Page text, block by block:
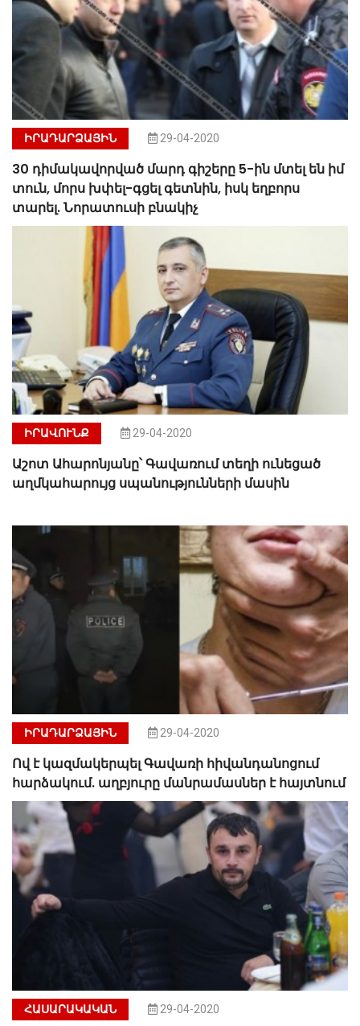
ԻՐԱԴԱՐՁԱՅԻՆ 29-04-2020
30 դիմակավորված մարդ գիշերը 5-ին մտել են իմ
տուն, մորս խփել-գցել գետնին, իսկ եղբորս
տարել. Նորատուսի բնակիչ
ԻՐԱՎՈՒՆՔ 29-04-2020
Աշոտ Ահարոնյանը՝ Գավառում տեղի ունեցած
աղմկահարույց սպանությունների մասին
ԻՐԱԴԱՐՁԱՅԻՆ 29-04-2020
Ով է կազմակերպել Գավառի հիվանդանոցում
հարձակում. աղբյուրը մանրամասներ է հայտնում
ՀԱՍԱՐԱԿԱԿԱՆ 29-04-2020